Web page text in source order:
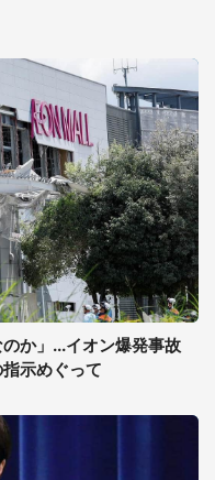
か」...イオン爆発事故
示めぐって